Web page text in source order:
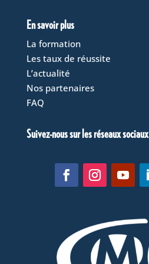
En savoir plus
La formation
Les taux de réussite
L’actualité
Nos partenaires
FAQ
Suivez-nous sur les réseaux sociaux